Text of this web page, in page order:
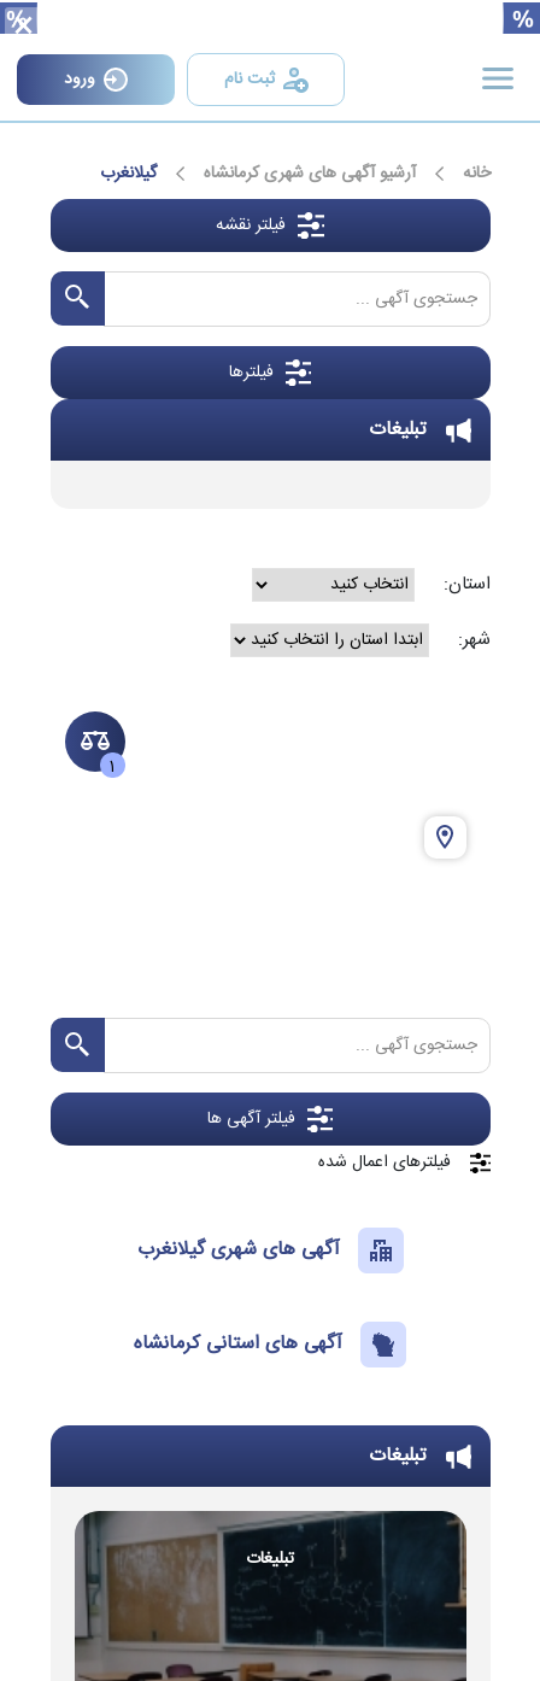
×
ثبت نام ورود
خانه آرشیو آگهی های شهری کرمانشاه
گیلانغرب
فیلتر نقشه
فیلترها
تبلیغات
استان:
شهر:
1
فیلتر آگهی ها
فیلترهای اعمال شده
آگهی های شهری گیلانغرب
آگهی های استانی کرمانشاه
تبلیغات
تبلیغات